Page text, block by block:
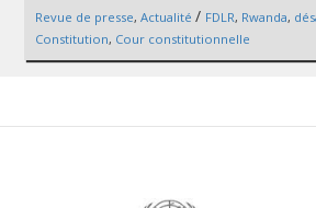
Revue de presse, Actualité / FDLR, Rwanda,
Constitution, Cour constitutionnelle